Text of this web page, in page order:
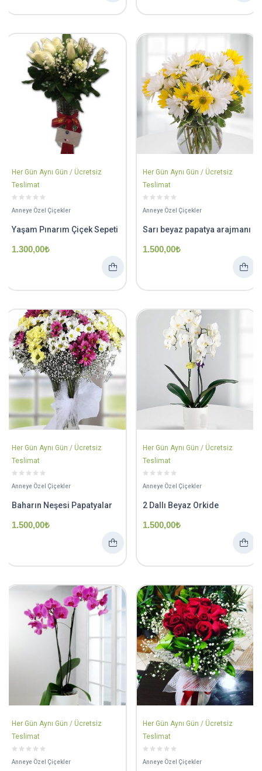
Her Gün Aynı Gün / Ücretsiz
Teslimat
Anneye Özel Çiçekler
Yaşam Pınarım Çiçek Sepeti
1.300,00₺
Her Gün Aynı Gün / Ücretsiz
Teslimat
Anneye Özel Çiçekler
Sarı beyaz papatya arajmanı
1.500,00₺
Her Gün Aynı Gün / Ücretsiz
Teslimat
Anneye Özel Çiçekler
Baharın Neşesi Papatyalar
1.500,00₺
Her Gün Aynı Gün / Ücretsiz
Teslimat
Anneye Özel Çiçekler
2 Dallı Beyaz Orkide
1.500,00₺
Her Gün Aynı Gün / Ücretsiz
Teslimat
Anneye Özel Çiçekler
Her Gün Aynı Gün / Ücretsiz
Teslimat
Anneye Özel Çiçekler